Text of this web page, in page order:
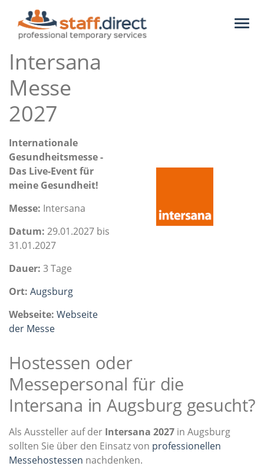
Toggle
Intersana
Messe
2027
Internationale
Gesundheitsmesse -
Das Live-Event für
meine Gesundheit!
Messe: Intersana
Datum: 29.01.2027 bis
31.01.2027
Dauer: 3 Tage
Ort: Augsburg
Webseite: Webseite
der Messe
Hostessen oder
Messepersonal für die
Intersana in Augsburg gesucht?
Als Aussteller auf der Intersana 2027 in Augsburg
sollten Sie über den Einsatz von professionellen
Messehostessen nachdenken.